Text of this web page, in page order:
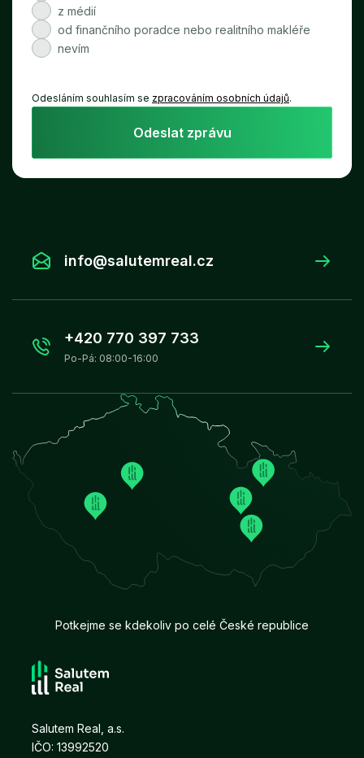
z médií
od finančního poradce nebo realitního makléře
nevím
Odesláním souhlasím se zpracováním osobních údajů.
Odeslat zprávu
info@salutemreal.cz
+420 770 397 733
Po-Pá: 08:00-16:00
Potkejme se kdekoliv po celé České republice
Salutem Real, a.s.
IČO: 13992520